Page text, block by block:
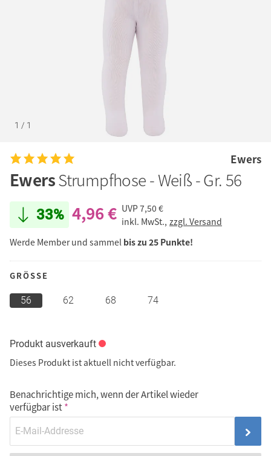
1 / 1
Ewers
EwersStrumpfhose - Weiß - Gr. 56
33% 4,96 € UVP7,50 €
inkl. MwSt., zzgl. Versand
Werde Member und sammel bis zu 25 Punkte!
GRÖSSE
56 62 68 74
Produkt ausverkauft
Dieses Produkt ist aktuell nicht verfügbar.
Benachrichtige mich, wenn der Artikel wieder
verfügbar ist